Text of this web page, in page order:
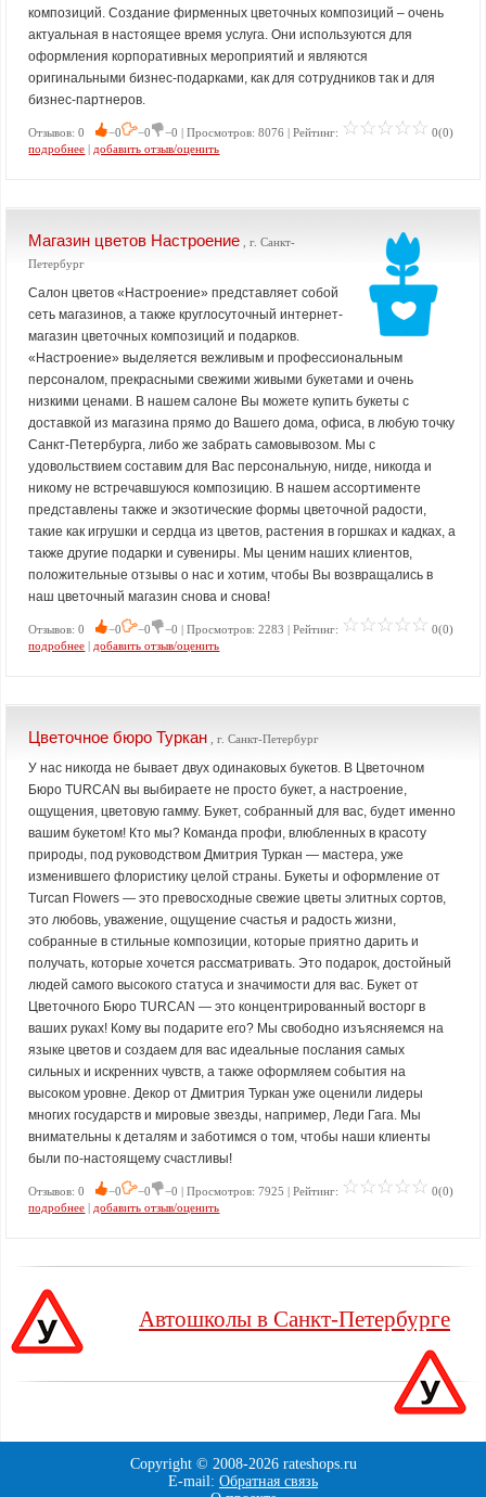
композиций. Создание фирменных цветочных композиций – очень
актуальная в настоящее время услуга. Они используются для
оформления корпоративных мероприятий и являются
оригинальными бизнес-подарками, как для сотрудников так и для
бизнес-партнеров.
Отзывов: 0 −0 −0 −0 | Просмотров: 8076 | Рейтинг:
0(0)
подробнее | добавить отзыв/оценить
Магазин цветов Настроение , г. Санкт-
Петербург
Салон цветов «Настроение» представляет собой
сеть магазинов, а также круглосуточный интернет-
магазин цветочных композиций и подарков.
«Настроение» выделяется вежливым и профессиональным
персоналом, прекрасными свежими живыми букетами и очень
низкими ценами. В нашем салоне Вы можете купить букеты с
доставкой из магазина прямо до Вашего дома, офиса, в любую точку
Санкт-Петербурга, либо же забрать самовывозом. Мы с
удовольствием составим для Вас персональную, нигде, никогда и
никому не встречавшуюся композицию. В нашем ассортименте
представлены также и экзотические формы цветочной радости,
такие как игрушки и сердца из цветов, растения в горшках и кадках, а
также другие подарки и сувениры. Мы ценим наших клиентов,
положительные отзывы о нас и хотим, чтобы Вы возвращались в
наш цветочный магазин снова и снова!
Отзывов: 0 −0 −0 −0 | Просмотров: 2283 | Рейтинг:
0(0)
подробнее | добавить отзыв/оценить
Цветочное бюро Туркан , г. Санкт-Петербург
У нас никогда не бывает двух одинаковых букетов. В Цветочном
Бюро TURCAN вы выбираете не просто букет, а настроение,
ощущения, цветовую гамму. Букет, собранный для вас, будет именно
вашим букетом! Кто мы? Команда профи, влюбленных в красоту
природы, под руководством Дмитрия Туркан — мастера, уже
изменившего флористику целой страны. Букеты и оформление от
Turcan Flowers — это превосходные свежие цветы элитных сортов,
это любовь, уважение, ощущение счастья и радость жизни,
собранные в стильные композиции, которые приятно дарить и
получать, которые хочется рассматривать. Это подарок, достойный
людей самого высокого статуса и значимости для вас. Букет от
Цветочного Бюро TURCAN — это концентрированный восторг в
ваших руках! Кому вы подарите его? Мы свободно изъясняемся на
языке цветов и создаем для вас идеальные послания самых
сильных и искренних чувств, а также оформляем события на
высоком уровне. Декор от Дмитрия Туркан уже оценили лидеры
многих государств и мировые звезды, например, Леди Гага. Мы
внимательны к деталям и заботимся о том, чтобы наши клиенты
были по-настоящему счастливы!
Отзывов: 0 −0 −0 −0 | Просмотров: 7925 | Рейтинг:
0(0)
подробнее | добавить отзыв/оценить
Автошколы в Санкт-Петербурге
Copyright © 2008-2026 rateshops.ru
E-mail: Обратная связь